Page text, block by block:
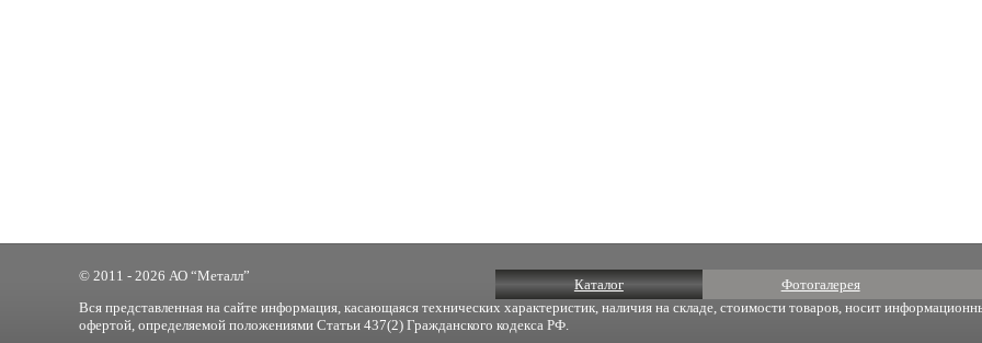
Каталог Фотогалерея
© 2011 - 2026 АО “Металл”
Вся представленная на сайте информация, касающаяся технических характеристик, наличия на складе, стоимости товаров, носит
офертой, определяемой положениями Статьи 437(2) Гражданского кодекса РФ.